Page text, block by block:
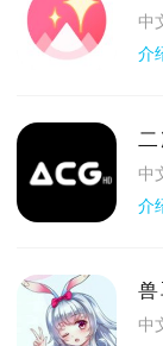
中
介
中
介
中